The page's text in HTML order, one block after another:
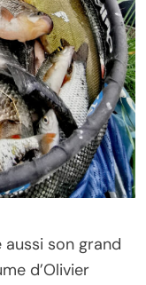
son grand
d’Olivier